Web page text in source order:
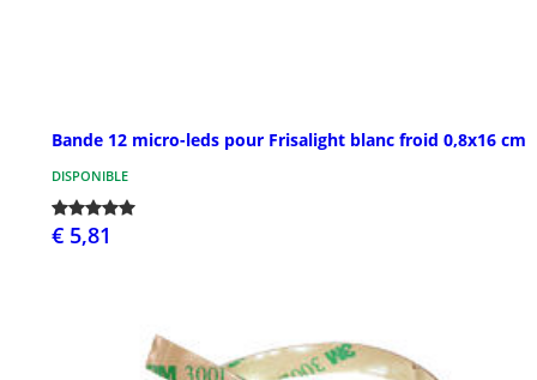
Bande 12 micro-leds pour Frisalight blanc froid 0,8x16 cm
DISPONIBLE
€ 5,81